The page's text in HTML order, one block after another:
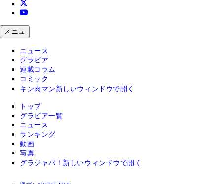
メニュ
ニュース
グラビア
連載コラム
コミック
キン肉マン 新しいウィンドウで開く
トップ
グラビア一覧
ニュース
ランキング
動画
写真
グラジャパ！ 新しいウィンドウで開く